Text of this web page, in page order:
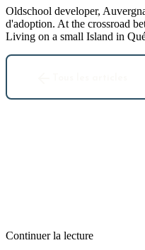
Oldschool developer,
d'adoption. At the crossroad
Living on a small Island in
Continuer la lecture